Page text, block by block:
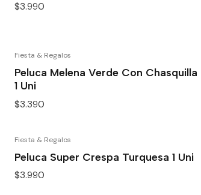
$3.990
Fiesta & Regalos
Peluca Melena Verde Con Chasquilla
1 Uni
$3.390
Fiesta & Regalos
Peluca Super Crespa Turquesa 1 Uni
$3.990